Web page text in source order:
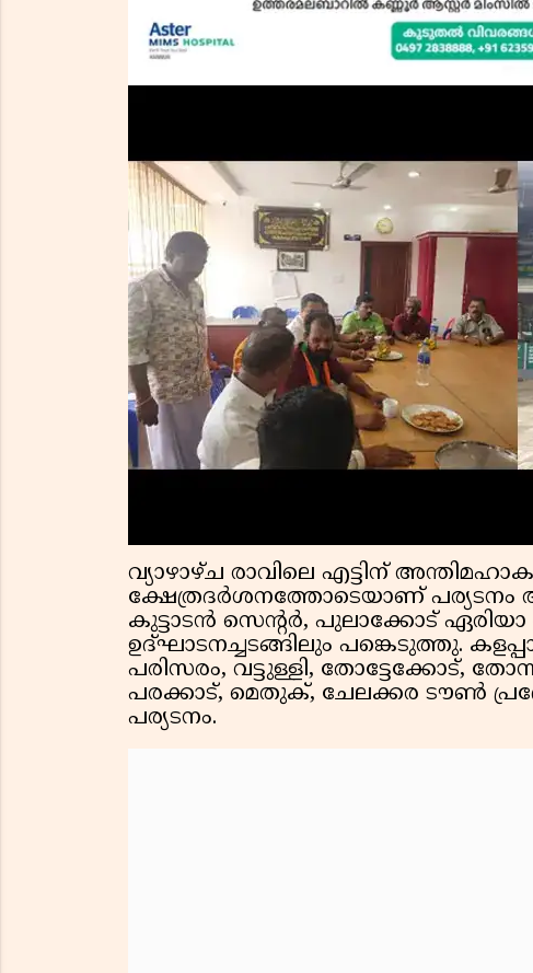
വ്യാഴാഴ്ച രാവിലെ എട്ടിന്
ക്ഷേത്രദർശനത്തോടെയാണ് പര്യടനം
കുട്ടാടൻ സെന്റർ, പുലാക്കോട് ഏരിയാ
ഉദ്ഘാടനച്ചടങ്ങിലും പങ്കെടുത്തു.
പരിസരം, വട്ടുള്ളി, തോട്ടേക്കോട്,
പരക്കാട്, മെതുക്, ചേലക്കര ടൗൺ
പര്യടനം.